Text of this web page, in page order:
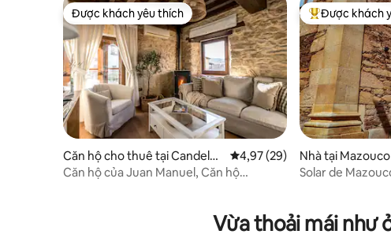
Được khách yêu thích
Được khách yêu thích
Căn hộ cho thuê tại Candelari
o
Xếp hạng trung bình 4,97/5,
4,97 (29)
Căn hộ của Juan Manuel, Căn hộ
Được khách
Được khách
Nhà tại Mazouco
Solar de
Vừa thoải mái như